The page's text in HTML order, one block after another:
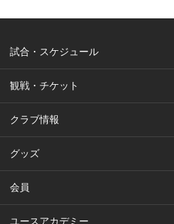
試合・スケジュール
観戦・チケット
クラブ情報
グッズ
会員
ユースアカデミー